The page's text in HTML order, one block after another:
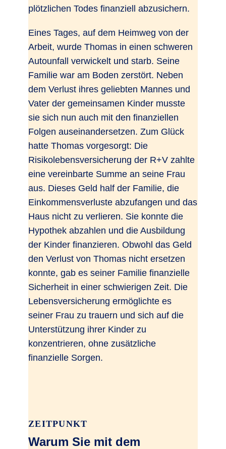
plötzlichen Todes finanziell abzusichern.
Eines Tages, auf dem Heimweg von der
Arbeit, wurde Thomas in einen schweren
Autounfall verwickelt und starb. Seine
Familie war am Boden zerstört. Neben
dem Verlust ihres geliebten Mannes und
Vater der gemeinsamen Kinder musste
sie sich nun auch mit den finanziellen
Folgen auseinandersetzen. Zum Glück
hatte Thomas vorgesorgt: Die
Risikolebensversicherung der R+V zahlte
eine vereinbarte Summe an seine Frau
aus. Dieses Geld half der Familie, die
Einkommensverluste abzufangen und das
Haus nicht zu verlieren. Sie konnte die
Hypothek abzahlen und die Ausbildung
der Kinder finanzieren. Obwohl das Geld
den Verlust von Thomas nicht ersetzen
konnte, gab es seiner Familie finanzielle
Sicherheit in einer schwierigen Zeit. Die
Lebensversicherung ermöglichte es
seiner Frau zu trauern und sich auf die
Unterstützung ihrer Kinder zu
konzentrieren, ohne zusätzliche
finanzielle Sorgen.
ZEITPUNKT
Warum Sie mit dem